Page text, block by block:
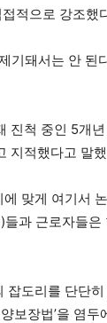
적으로 강조했
기돼서는 안 된
진척 중인 5개
지적했다고 말
맞게 여기서
과 근로자들
도리를 단단
보장법’을 염